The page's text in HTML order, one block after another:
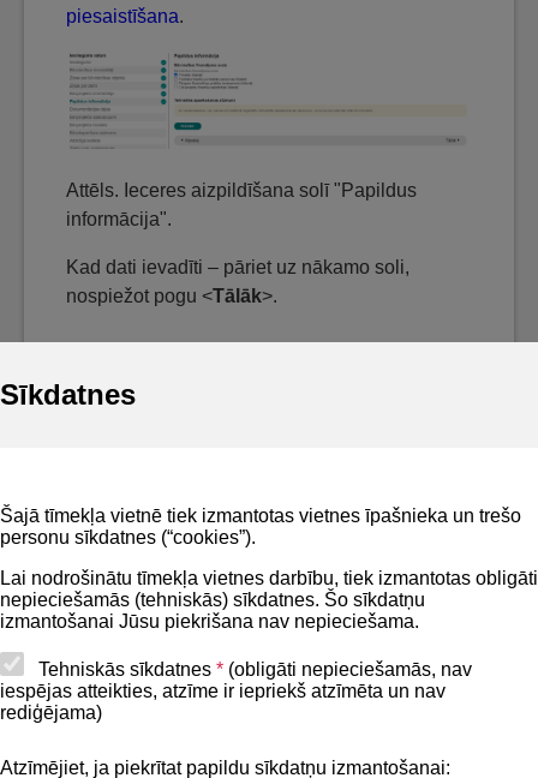
Sīkdatnes
Šajā tīmekļa vietnē tiek izmantotas vietnes īpašnieka un trešo
personu sīkdatnes (“cookies”).
Lai nodrošinātu tīmekļa vietnes darbību, tiek izmantotas obligāti
nepieciešamās (tehniskās) sīkdatnes. Šo sīkdatņu
izmantošanai Jūsu piekrišana nav nepieciešama.
Tehniskās sīkdatnes * (obligāti nepieciešamās, nav
iespējas atteikties, atzīme ir iepriekš atzīmēta un nav
rediģējama)
Atzīmējiet, ja piekrītat papildu sīkdatņu izmantošanai:
piesaistīšana.
Attēls. Ieceres aizpildīšana solī "Papildus
informācija".
Kad dati ievadīti – pāriet uz nākamo soli,
nospiežot pogu <Tālāk>.
Privātuma politika
Lapas karte
Piekļūstamības paziņojums